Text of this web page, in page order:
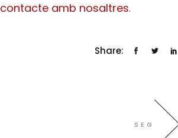
contacte amb nosaltres.
Share:
SEG